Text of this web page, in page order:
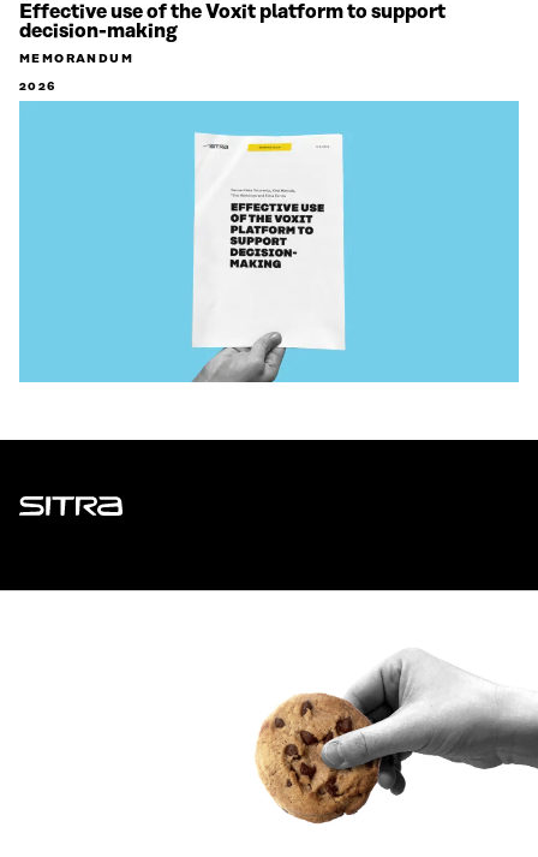
Effective use of the Voxit platform to support
decision-making
MEMORANDUM
2026
Sitra